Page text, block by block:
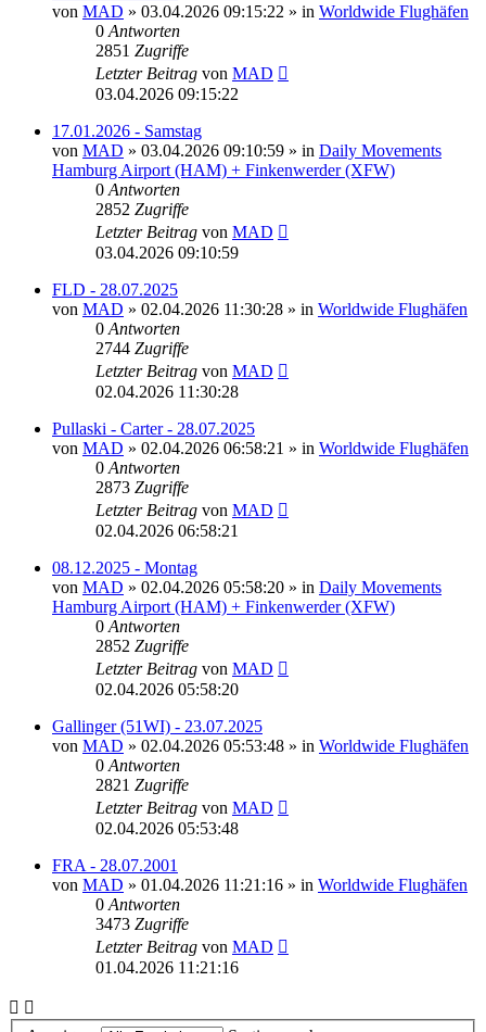
von MAD » 03.04.2026 09:15:22 » in Worldwide Flughäfen
0 Antworten
2851 Zugriffe
Letzter Beitrag von MAD
03.04.2026 09:15:22
17.01.2026 - Samstag
von MAD » 03.04.2026 09:10:59 » in Daily Movements
Hamburg Airport (HAM) + Finkenwerder (XFW)
0 Antworten
2852 Zugriffe
Letzter Beitrag von MAD
03.04.2026 09:10:59
FLD - 28.07.2025
von MAD » 02.04.2026 11:30:28 » in Worldwide Flughäfen
0 Antworten
2744 Zugriffe
Letzter Beitrag von MAD
02.04.2026 11:30:28
Pullaski - Carter - 28.07.2025
von MAD » 02.04.2026 06:58:21 » in Worldwide Flughäfen
0 Antworten
2873 Zugriffe
Letzter Beitrag von MAD
02.04.2026 06:58:21
08.12.2025 - Montag
von MAD » 02.04.2026 05:58:20 » in Daily Movements
Hamburg Airport (HAM) + Finkenwerder (XFW)
0 Antworten
2852 Zugriffe
Letzter Beitrag von MAD
02.04.2026 05:58:20
Gallinger (51WI) - 23.07.2025
von MAD » 02.04.2026 05:53:48 » in Worldwide Flughäfen
0 Antworten
2821 Zugriffe
Letzter Beitrag von MAD
02.04.2026 05:53:48
FRA - 28.07.2001
von MAD » 01.04.2026 11:21:16 » in Worldwide Flughäfen
0 Antworten
3473 Zugriffe
Letzter Beitrag von MAD
01.04.2026 11:21:16